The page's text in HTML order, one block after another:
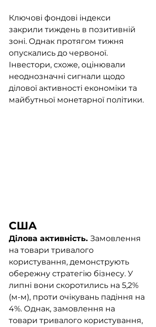
Ключові фондові індекси
закрили тиждень в позитивній
зоні. Однак протягом тижня
опускались до червоної.
Інвестори, схоже, оцінювали
неоднозначні сигнали щодо
ділової активності економіки та
майбутньої монетарної політики.
США
Ділова активність. Замовлення
на товари тривалого
користування, демонструють
обережну стратегію бізнесу. У
липні вони скоротились на 5,2%
(м-м), проти очікувань падіння на
4%. Однак, замовлення на
товари тривалого користування,